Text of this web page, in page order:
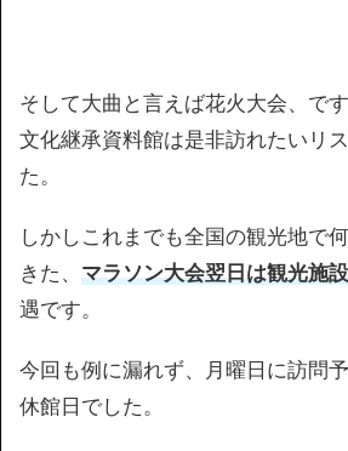
そして大曲と言えば花火大会、で
文化継承資料館は是非訪れたいリ
た。
しかしこれまでも全国の観光地で
きた、 マラソン大会翌日は観光施
遇です。
今回も例に漏れず、月曜日に訪問
休館日でした。